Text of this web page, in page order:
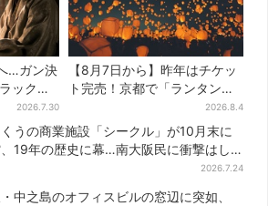
…ガン決
ック秀
兄弟】
2026.7.30
【8月7日から】昨年はチケッ
ト完売！京都で「ランタンフ
ェス」、最大3500の光が夜空
に…会場には縁日も
2026.8.4
くうの商業施設「シークル」が10月末に
19年の歴史に幕…南大阪民に衝撃はし
2026.7.24
中之島のオフィスビルの窓辺に突如、